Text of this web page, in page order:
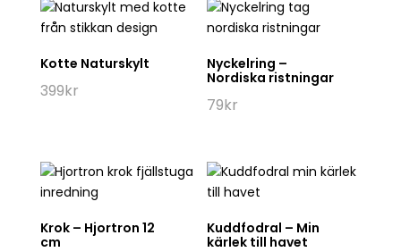
Kotte Naturskylt
399kr
Nyckelring –
Nordiska ristningar
79kr
Krok – Hjortron 12
cm
Kuddfodral – Min
kärlek till havet